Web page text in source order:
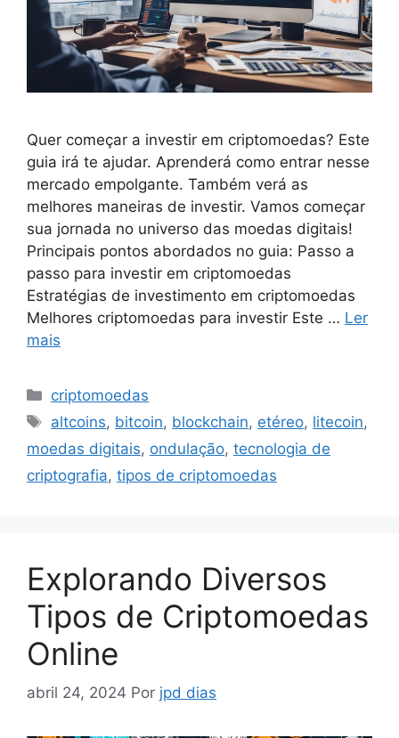
Quer começar a investir em criptomoedas? Este
guia irá te ajudar. Aprenderá como entrar nesse
mercado empolgante. Também verá as
melhores maneiras de investir. Vamos começar
sua jornada no universo das moedas digitais!
Principais pontos abordados no guia: Passo a
passo para investir em criptomoedas
Estratégias de investimento em criptomoedas
Melhores criptomoedas para investir Este … Ler
mais
Categorias
criptomoedas
Tags
altcoins, bitcoin, blockchain, etéreo, litecoin,
moedas digitais, ondulação, tecnologia de
criptografia, tipos de criptomoedas
Explorando Diversos
Tipos de Criptomoedas
Online
abril 24, 2024 Por jpd dias